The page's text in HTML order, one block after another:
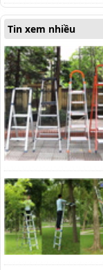
Tin xem nhiều